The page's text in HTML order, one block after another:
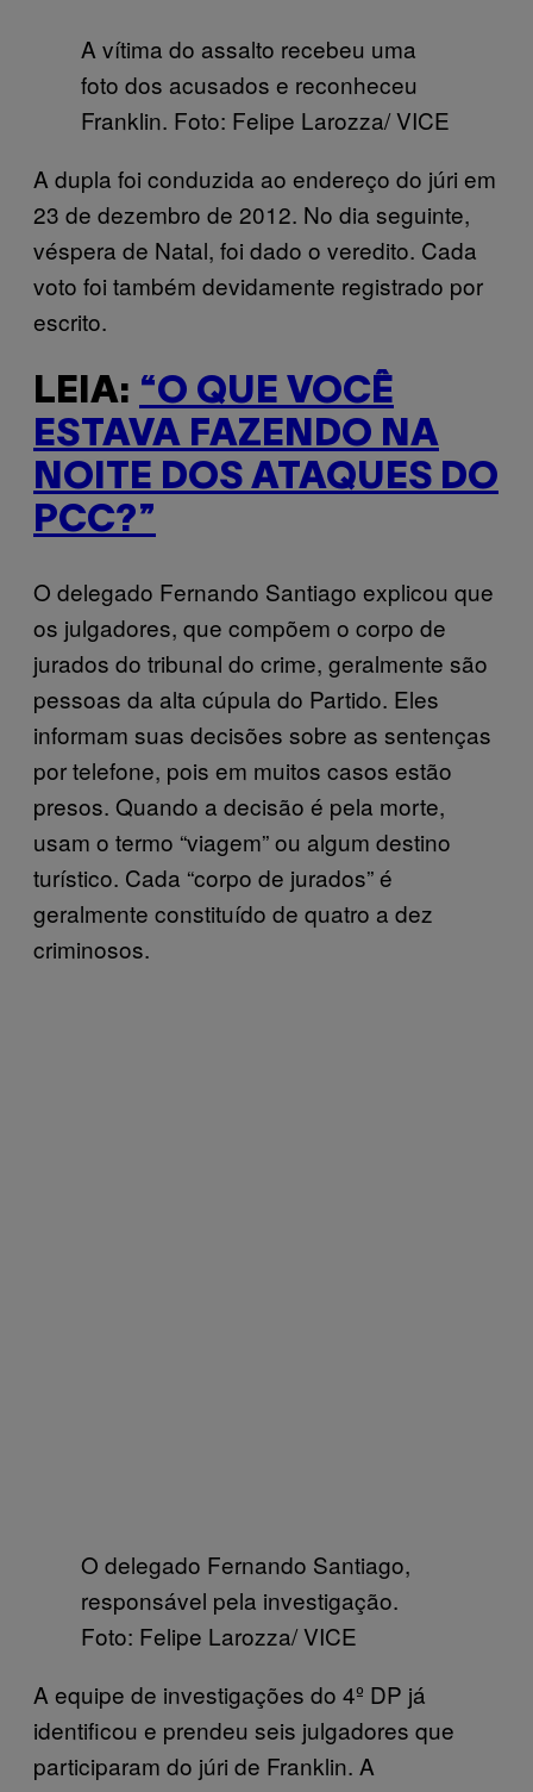
A vítima do assalto recebeu uma
foto dos acusados e reconheceu
Franklin. Foto: Felipe Larozza/ VICE
A dupla foi conduzida ao endereço do júri em
23 de dezembro de 2012. No dia seguinte,
véspera de Natal, foi dado o veredito. Cada
voto foi também devidamente registrado por
escrito.
LEIA: “O QUE VOCÊ
ESTAVA FAZENDO NA
NOITE DOS ATAQUES DO
PCC?”
O delegado Fernando Santiago explicou que
os julgadores, que compõem o corpo de
jurados do tribunal do crime, geralmente são
pessoas da alta cúpula do Partido. Eles
informam suas decisões sobre as sentenças
por telefone, pois em muitos casos estão
presos. Quando a decisão é pela morte,
usam o termo “viagem” ou algum destino
turístico. Cada “corpo de jurados” é
geralmente constituído de quatro a dez
criminosos.
O delegado Fernando Santiago,
responsável pela investigação.
Foto: Felipe Larozza/ VICE
A equipe de investigações do 4º DP já
identificou e prendeu seis julgadores que
participaram do júri de Franklin. A